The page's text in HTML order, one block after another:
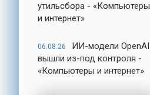
утильсбора - «Компьютеры
и интернет»
06.08.26
ИИ-модели OpenAI
вышли из-под контроля -
«Компьютеры и интернет»